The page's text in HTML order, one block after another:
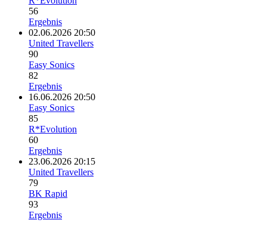
56
Ergebnis
02.06.2026 20:50
United Travellers
90
Easy Sonics
82
Ergebnis
16.06.2026 20:50
Easy Sonics
85
R*Evolution
60
Ergebnis
23.06.2026 20:15
United Travellers
79
BK Rapid
93
Ergebnis